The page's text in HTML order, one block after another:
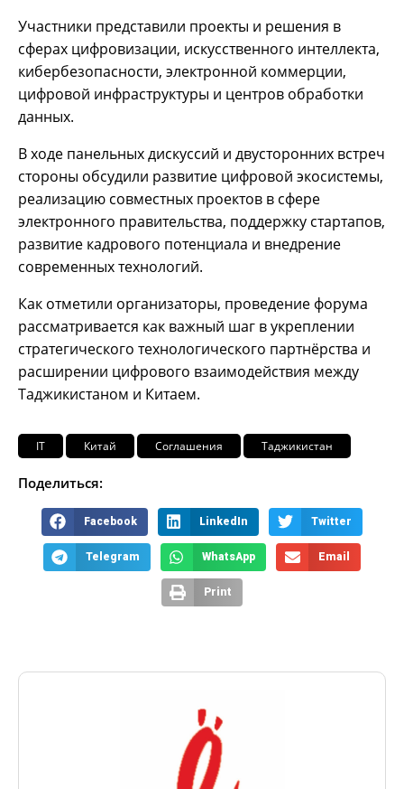
Участники представили проекты и решения в
сферах цифровизации, искусственного интеллекта,
кибербезопасности, электронной коммерции,
цифровой инфраструктуры и центров обработки
данных.
В ходе панельных дискуссий и двусторонних встреч
стороны обсудили развитие цифровой экосистемы,
реализацию совместных проектов в сфере
электронного правительства, поддержку стартапов,
развитие кадрового потенциала и внедрение
современных технологий.
Как отметили организаторы, проведение форума
рассматривается как важный шаг в укреплении
стратегического технологического партнёрства и
расширении цифрового взаимодействия между
Таджикистаном и Китаем.
IT Китай Соглашения Таджикистан
Поделиться:
Facebook LinkedIn Twitter
Telegram WhatsApp Email
Print